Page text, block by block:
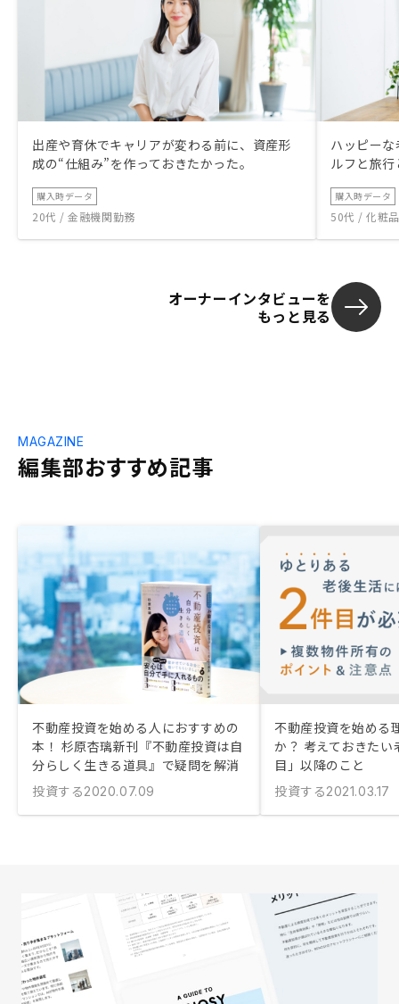
出産や育休でキャリアが変わる前に、資産形
成の“仕組み”を作っておきたかった。
購入時データ
20代 / 金融機関勤務
ハッピー
ルフと旅
購入時データ
50代 / 化粧
オーナーインタビューを
もっと見る
編集部おすすめ記事
MAGAZINE
不動産投資を始める人におすすめの
本！ 杉原杏璃新刊『不動産投資は自
分らしく生きる道具』で疑問を解消
投資する2020.07.09
不動産投資を始める
か？ 考えておきたい
目」以降のこと
投資する2021.03.17